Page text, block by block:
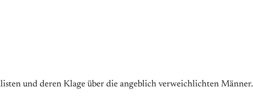
und deren Klage über die angeblich verweichlichten Männer.